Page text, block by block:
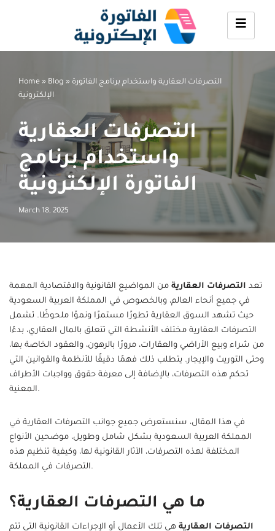
Home » Blog » التصرفات العقارية واستخدام برنامج الفاتورة
الإلكترونية
التصرفات العقارية
واستخدام برنامج
الفاتورة الإلكترونية
March 18, 2025
تعد التصرفات العقارية من المواضيع القانونية والاقتصادية المهمة
في جميع أنحاء العالم، وبالخصوص في المملكة العربية السعودية
حيث تشهد السوق العقارية تطورًا مستمرًا ونموًا ملحوظًا. تشمل
التصرفات العقارية مختلف الأنشطة التي تتعلق بالمال العقاري، بدءًا
من شراء وبيع الأراضي والعقارات، مرورًا بالرهون، والعقود الخاصة بها،
وحتى التوريث والإيجار. يتطلب ذلك فهمًا دقيقًا للأنظمة والقوانين التي
تحكم هذه التصرفات، بالإضافة إلى معرفة حقوق وواجبات الأطراف
المعنية.
في هذا المقال، سنستعرض جميع جوانب التصرفات العقارية في
المملكة العربية السعودية بشكل شامل وطويل، موضحين الأنواع
المختلفة لهذه التصرفات، الآثار القانونية لها، وكيفية تنظيم هذه
التصرفات في المملكة.
ما هي التصرفات العقارية؟
التصرفات العقارية هي تلك الأعمال أو الإجراءات القانونية التي تتم